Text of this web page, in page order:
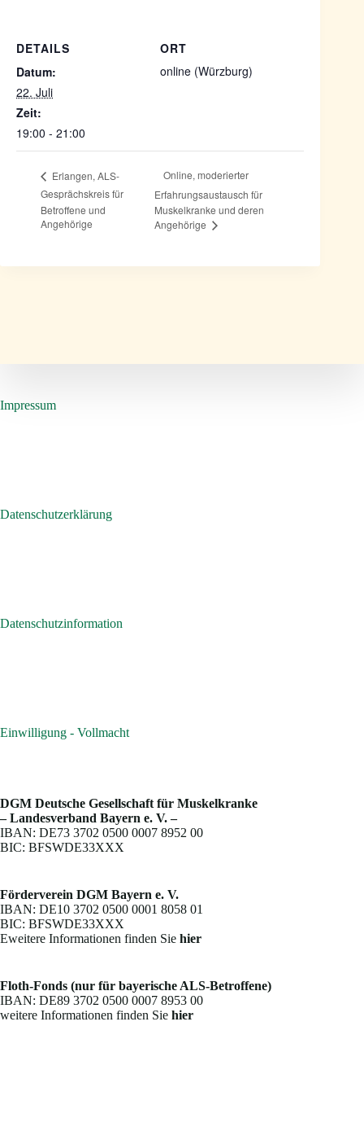
DETAILS
Datum:
22. Juli
Zeit:
19:00 - 21:00
ORT
online (Würzburg)
Erlangen, ALS-
Gesprächskreis für
Betroffene und
Angehörige
Online, moderierter
Erfahrungsaustausch für
Muskelkranke und deren
Angehörige
Impressum
Datenschutzerklärung
Datenschutzinformation
Einwilligung - Vollmacht
DGM Deutsche Gesellschaft für Muskelkranke
– Landesverband Bayern e. V. –
IBAN: DE73 3702 0500 0007 8952 00
BIC: BFSWDE33XXX
Förderverein DGM Bayern e. V.
IBAN: DE10 3702 0500 0001 8058 01
BIC: BFSWDE33XXX
Eweitere Informationen finden Sie hier
Floth-Fonds (nur für bayerische ALS-Betroffene)
IBAN: DE89 3702 0500 0007 8953 00
weitere Informationen finden Sie hier